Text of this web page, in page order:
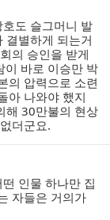
도 슬그머니 발
결별하게 되는거
의 승인을 받게
이 바로 이승만 박
의 압력으로 소련
아 나와야 했지
해 30만불의 현상
더군요.
인물 하나만 집
자들은 거의가